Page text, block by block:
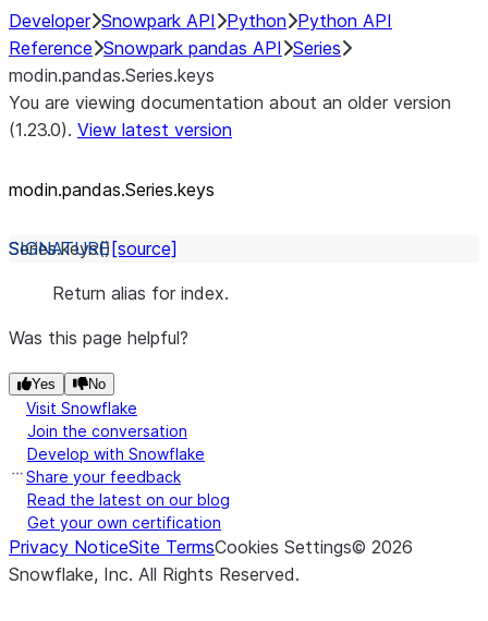
Developer Snowpark API Python Python API
Reference Snowpark pandas API Series
modin.pandas.Series.keys
You are viewing documentation about an older version
(1.23.0). View latest version
modin.pandas.Series.keys
Series.keys() [source]
Return alias for index.
Was this page helpful?
Yes No
Visit Snowflake
Join the conversation
Develop with Snowflake
Share your feedback
Read the latest on our blog
Get your own certification
Privacy NoticeSite TermsCookies Settings© 2026
Snowflake, Inc. All Rights Reserved.